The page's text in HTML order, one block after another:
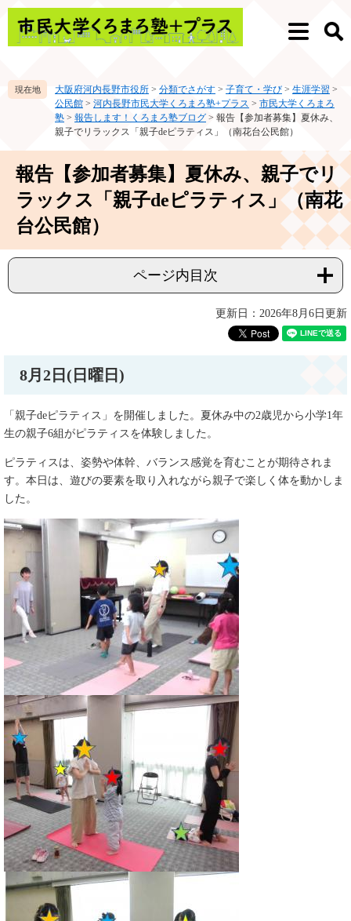
ペ
メ
メ
検
大阪府河内長野市役所 > 分類でさがす > 子育て・学び > 生涯学習 >
公民館 > 河内長野市民大学くろまろ塾+プラス > 市民大学くろまろ
塾 > 報告します！くろまろ塾ブログ > 報告【参加者募集】夏休み、
親子でリラックス「親子deピラティス」（南花台公民館）
報告【参加者募集】夏休み、親子でリ
ラックス「親子deピラティス」（南花
台公民館）
ページ内目次
更新日：2026年8月6日更新
8月2日(日曜日)
「親子deピラティス」を開催しました。夏休み中の2歳児から小学1年
生の親子6組がピラティスを体験しました。
ピラティスは、姿勢や体幹、バランス感覚を育むことが期待されま
す。本日は、遊びの要素を取り入れながら親子で楽しく体を動かしま
した。